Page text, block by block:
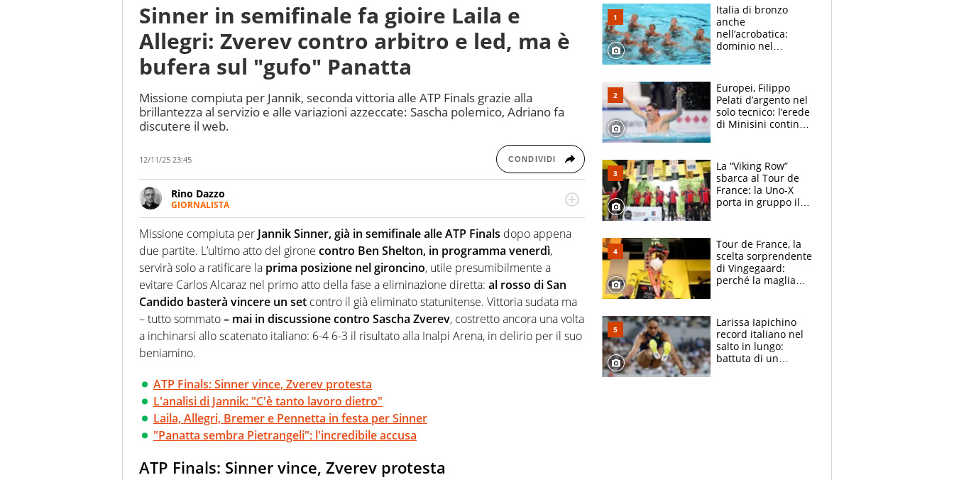
Sinner in semifinale fa gioire Laila e
Allegri: Zverev contro arbitro e led, ma è
bufera sul "gufo" Panatta
Missione compiuta per Jannik, seconda vittoria alle ATP Finals grazie alla
brillantezza al servizio e alle variazioni azzeccate: Sascha polemico, Adriano fa
discutere il web.
12/11/25 23:45 CONDIVIDI
Rino Dazzo
GIORNALISTA
Se mai ci fosse modo di traslare il glossario del calcio in una nicchia di esperti, lui ne
farebbe parte. Non si perde una svista arbitrale né gli umori social del mondo delle
curve
Missione compiuta per Jannik Sinner, già in semifinale alle ATP Finals dopo appena
due partite. L’ultimo atto del girone contro Ben Shelton, in programma venerdì,
servirà solo a ratificare la prima posizione nel gironcino, utile presumibilmente a
evitare Carlos Alcaraz nel primo atto della fase a eliminazione diretta: al rosso di San
Candido basterà vincere un set contro il già eliminato statunitense. Vittoria sudata ma
– tutto sommato– mai in discussione contro Sascha Zverev, costretto ancora una volta
a inchinarsi allo scatenato italiano: 6-4 6-3 il risultato alla Inalpi Arena, in delirio per il suo
beniamino.
ATP Finals: Sinner vince, Zverev protesta
L'analisi di Jannik: "C'è tanto lavoro dietro"
Laila, Allegri, Bremer e Pennetta in festa per Sinner
"Panatta sembra Pietrangeli": l'incredibile accusa
ATP Finals: Sinner vince, Zverev protesta
Italia di bronzo
anche
nell’acrobatica:
dominio nel
e compagni
continuare
Europei, Filippo
Pelati d’argento nel
solo tecnico: l’erede
di Minisini continua
mirino
La “Viking Row”
sbarca al Tour de
France: la Uno-X
porta in gruppo il
compagni
Tour de France, la
scelta sorprendente
di Vingegaard:
perché la maglia
rischio da evitare
Larissa Iapichino
record italiano nel
salto in lungo:
battuta di un